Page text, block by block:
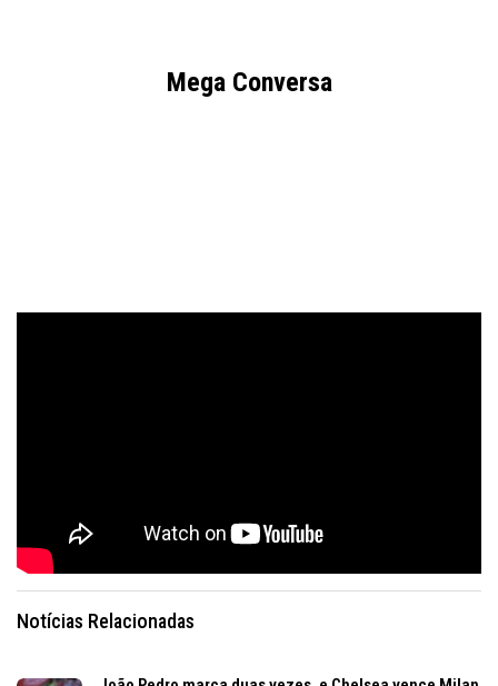
Mega Conversa
Notícias Relacionadas